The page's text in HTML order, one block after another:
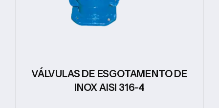
VÁLVULAS DE ESGOTAMENTO DE
INOX AISI 316-4